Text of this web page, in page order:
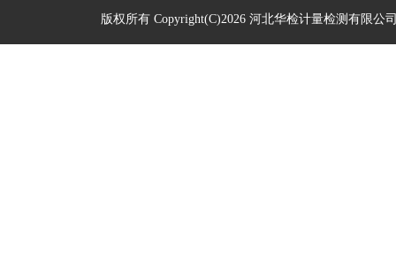
版权所有 Copyright(C)2026 河北华检计量检测有限